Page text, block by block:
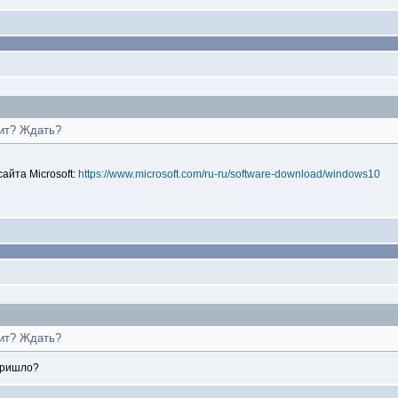
Ждать?
Microsoft: https://www.microsoft.com/ru-ru/software-download/windows10
Ждать?